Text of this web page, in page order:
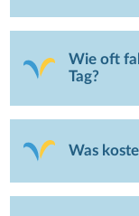
Wie oft
Tag?
Was